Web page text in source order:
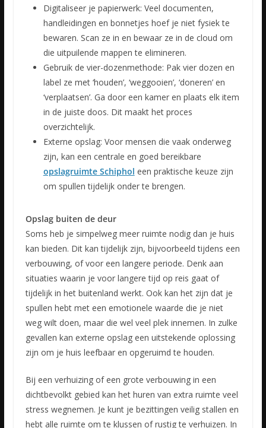
Digitaliseer je papierwerk: Veel documenten,
handleidingen en bonnetjes hoef je niet fysiek te
bewaren. Scan ze in en bewaar ze in de cloud om
die uitpuilende mappen te elimineren.
Gebruik de vier-dozenmethode: Pak vier dozen en
label ze met ‘houden’, ‘weggooien’, ‘doneren’ en
‘verplaatsen’. Ga door een kamer en plaats elk item
in de juiste doos. Dit maakt het proces
overzichtelijk.
Externe opslag: Voor mensen die vaak onderweg
zijn, kan een centrale en goed bereikbare
opslagruimte Schiphol een praktische keuze zijn
om spullen tijdelijk onder te brengen.
Opslag buiten de deur
Soms heb je simpelweg meer ruimte nodig dan je huis
kan bieden. Dit kan tijdelijk zijn, bijvoorbeeld tijdens een
verbouwing, of voor een langere periode. Denk aan
situaties waarin je voor langere tijd op reis gaat of
tijdelijk in het buitenland werkt. Ook kan het zijn dat je
spullen hebt met een emotionele waarde die je niet
weg wilt doen, maar die wel veel plek innemen. In zulke
gevallen kan externe opslag een uitstekende oplossing
zijn om je huis leefbaar en opgeruimd te houden.
Bij een verhuizing of een grote verbouwing in een
dichtbevolkt gebied kan het huren van extra ruimte veel
stress wegnemen. Je kunt je bezittingen veilig stallen en
hebt alle ruimte om te klussen of rustig te verhuizen. In